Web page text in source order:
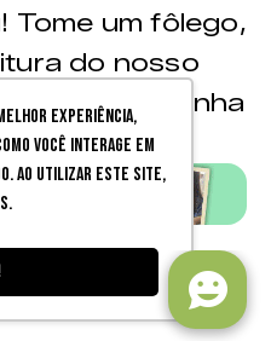
experiência,
você interage em
Ao utilizar este site,
Tome um fôlego,
do nosso
a chamadinha
�Y~Z